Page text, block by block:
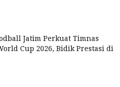
Jatim Perkuat Timnas
Cup 2026, Bidik Prestasi di